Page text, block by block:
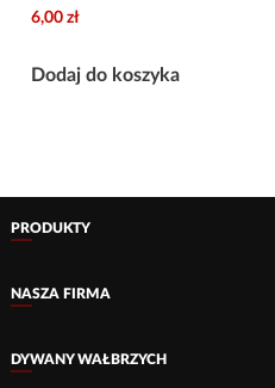
6,00 zł
Dodaj do koszyka
PRODUKTY
NASZA FIRMA
DYWANY WAŁBRZYCH